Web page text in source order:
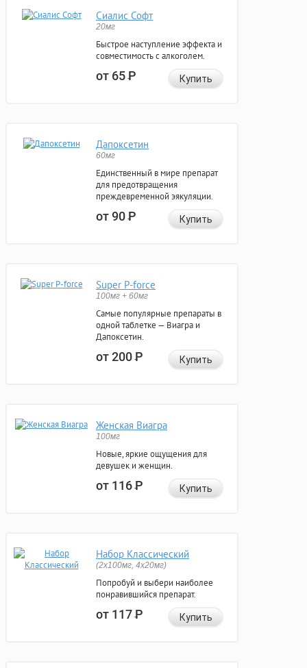
Сиалис Софт
20мг
Быстрое наступление эффекта и
совместимость с алкоголем.
от 65Р Купить
Дапоксетин
60мг
Единственный в мире препарат
для предотвращения
преждевременной эякуляции.
от 90Р Купить
Super P-force
100мг + 60мг
Самые популярные препараты в
одной таблетке — Виагра и
Дапоксетин.
от 200Р Купить
Женская Виагра
100мг
Новые, яркие ощущения для
девушек и женщин.
от 116Р Купить
Набор Классический
(2x100мг, 4x20мг)
Попробуй и выбери наиболее
понравившийся препарат.
от 117Р Купить